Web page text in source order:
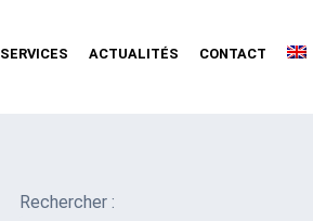
SERVICES ACTUALITÉS CONTACT
Rechercher :